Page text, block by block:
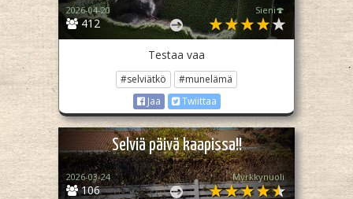
412
2026-04-20 Sieni🍄
Testaa vaa
#selviätkö
#munelämä
Jaa
Twiittaa
Selviä päivä kaapissa!!
106
2026-03-24 Myrkkynuoli